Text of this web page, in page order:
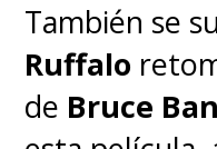
También se
Ruffalo
de Bruce